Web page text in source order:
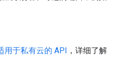
用于私有云的 API ，详细了解